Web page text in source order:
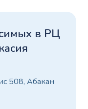
в РЦ
508, Абакан